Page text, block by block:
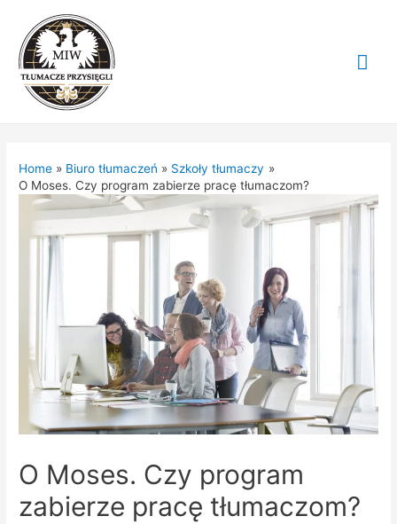
Home Biuro tłumaczeń
Szkoły tłumaczy
O Moses. Czy program zabierze pracę tłumaczom?
O Moses. Czy program
zabierze pracę tłumaczom?